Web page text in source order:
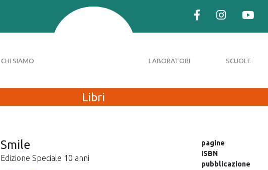
CHI SIAMO LABORATORI SCUOLE
Libri
Smile
Edizione Speciale 10 anni
pagine
ISBN
pubblicazione